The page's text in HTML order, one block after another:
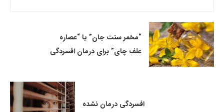
“مخمر سنت جان” یا “عصاره
علف چای” برای درمان افسردگی
افسردگی درمان نشده